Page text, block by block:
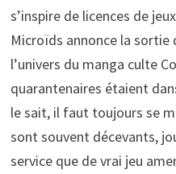
s’inspire de licences de
Microïds annonce la sortie
l’univers du manga culte
quarantenaires étaient
le sait, il faut toujours se
sont souvent décevants,
service que de vrai jeu